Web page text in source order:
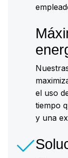
el uso
tiempo
y una